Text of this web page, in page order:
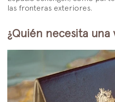
las fronteras exteriores.
¿Quién necesita una